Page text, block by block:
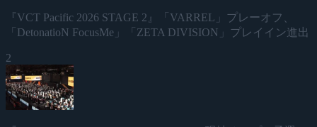
『VCT Pacific 2026 STAGE 2』「VARREL」プレーオフ、
「DetonatioN FocusMe」「ZETA DIVISION」プレイイン進出
2